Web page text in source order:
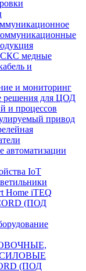
СКС медные
и
и мониторинг
решения для ЦОД
и процессов
привод
автоматизации
IoT
Home iTEQ
(ПОД
(ПОД